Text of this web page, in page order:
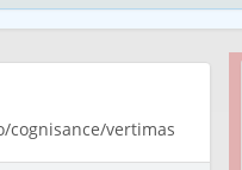
vertimas